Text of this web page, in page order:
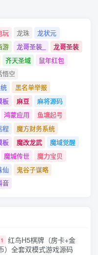
玩 龙珠
龙状元
游 龙哥圣装_
龙哥圣装
齐天圣域
鼠年红包
悟空
黑名单举报
板 麻豆
麻将源码
鸿蒙应用
鱼塘起号
程
魔方财务系统
板 魔改龙武
魔域觉醒
魔城传世
魔力宝贝
仙
鬼谷子谋略
音
1
红鸟H5棋牌（房卡+金
）全套双模式游戏源码